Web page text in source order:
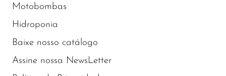
Motobombas
Hidroponia
Baixe nosso catálogo
Assine nossa NewsLetter